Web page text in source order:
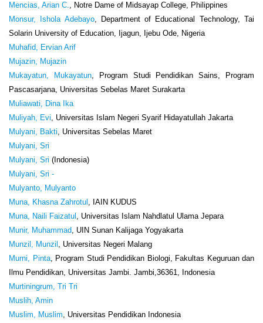
Mencias, Arian C., Notre Dame of Midsayap College, Philippines
Monsur, Ishola Adebayo, Department of Educational Technology, Tai
Solarin University of Education, Ijagun, Ijebu Ode, Nigeria
Muhafid, Ervian Arif
Mujazin, Mujazin
Mukayatun, Mukayatun, Program Studi Pendidikan Sains, Program
Pascasarjana, Universitas Sebelas Maret Surakarta
Muliawati, Dina Ika
Muliyah, Evi, Universitas Islam Negeri Syarif Hidayatullah Jakarta
Mulyani, Bakti, Universitas Sebelas Maret
Mulyani, Sri
Mulyani, Sri (Indonesia)
Mulyani, Sri -
Mulyanto, Mulyanto
Muna, Khasna Zahrotul , IAIN KUDUS
Muna, Naili Faizatul , Universitas Islam Nahdlatul Ulama Jepara
Munir, Muhammad, UIN Sunan Kalijaga Yogyakarta
Munzil, Munzil , Universitas Negeri Malang
Murni, Pinta, Program Studi Pendidikan Biologi, Fakultas Keguruan dan
Ilmu Pendidikan, Universitas Jambi. Jambi,36361, Indonesia
Murtiningrum, Tri Tri
Muslih, Amin
Muslim, Muslim, Universitas Pendidikan Indonesia